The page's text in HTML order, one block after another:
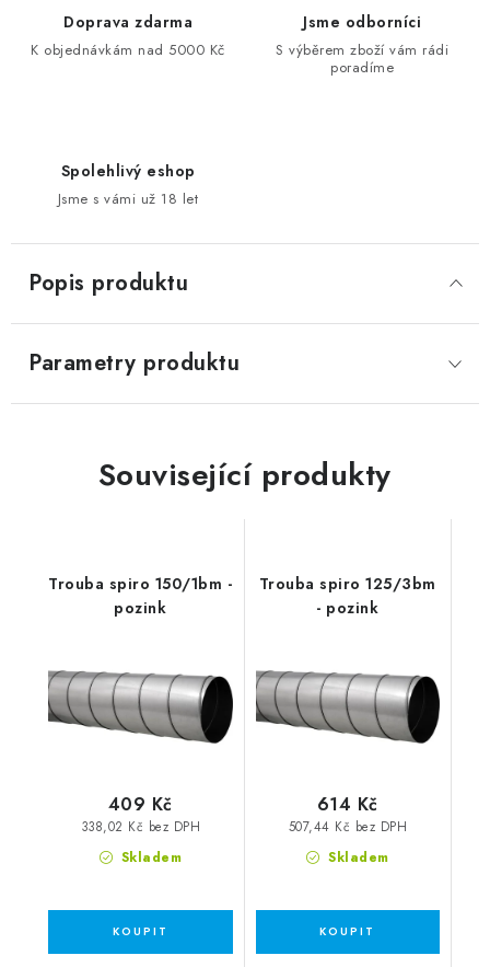
Doprava zdarma
K objednávkám nad 5000 Kč
Jsme odborníci
S výběrem zboží vám rádi
poradíme
Spolehlivý eshop
Jsme s vámi už 18 let
Popis produktu
Parametry produktu
Související produkty
Trouba spiro 150/1bm -
pozink
Skladem
338,02 Kč bez DPH
409 Kč
Trouba spiro 125/3bm
- pozink
Skladem
507,44 Kč bez DPH
614 Kč